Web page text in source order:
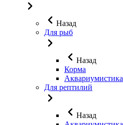
Назад
Для рыб
Назад
Корма
Аквариумистика
Для рептилий
Назад